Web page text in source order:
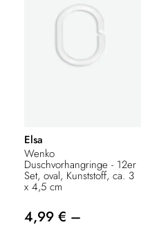
Elsa
Wenko
Duschvorhangringe - 12er
Set, oval, Kunststoff, ca. 3
x 4,5 cm
4,99 € –